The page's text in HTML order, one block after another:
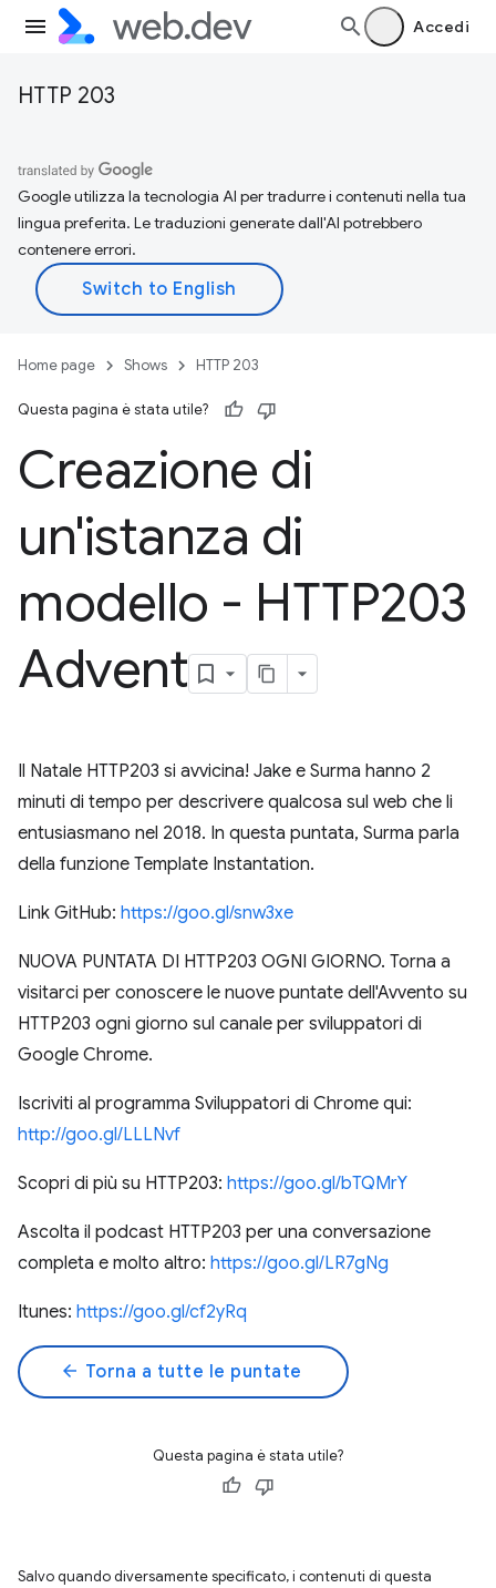
Accedi
HTTP 203
Google utilizza la tecnologia AI per tradurre i contenuti nella tua
lingua preferita. Le traduzioni generate dall'AI potrebbero
contenere errori.
Home page Shows HTTP 203
Questa pagina è stata utile?
Creazione di
un'istanza di
modello - HTTP203
Advent
Il Natale HTTP203 si avvicina! Jake e Surma hanno 2
minuti di tempo per descrivere qualcosa sul web che li
entusiasmano nel 2018. In questa puntata, Surma parla
della funzione Template Instantation.
Link GitHub: https://goo.gl/snw3xe
NUOVA PUNTATA DI HTTP203 OGNI GIORNO. Torna a
visitarci per conoscere le nuove puntate dell'Avvento su
HTTP203 ogni giorno sul canale per sviluppatori di
Google Chrome.
Iscriviti al programma Sviluppatori di Chrome qui:
http://goo.gl/LLLNvf
Scopri di più su HTTP203: https://goo.gl/bTQMrY
Ascolta il podcast HTTP203 per una conversazione
completa e molto altro: https://goo.gl/LR7gNg
Itunes: https://goo.gl/cf2yRq
arrow_back Torna a tutte le puntate
Questa pagina è stata utile?
Salvo quando diversamente specificato, i contenuti di questa